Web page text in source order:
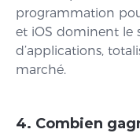
programmation
et iOS dominent le
d’applications,
marché.
4. Combien